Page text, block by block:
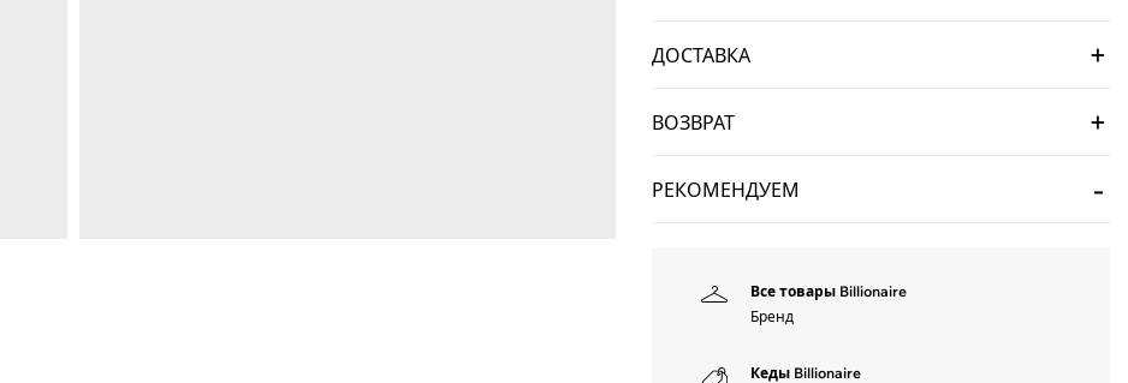
ДОСТАВКА
ВОЗВРАТ
РЕКОМЕНДУЕМ
Все товары Billionaire
Бренд
Кеды Billionaire